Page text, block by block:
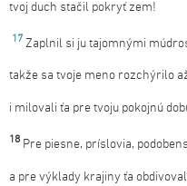
tvoj duch stačil pokryť zem!
17 Zaplnil si ju tajomnými
takže sa tvoje meno rozchýrilo
i milovali ťa pre tvoju pokojnú
18 Pre piesne, príslovia,
a pre výklady krajiny ťa